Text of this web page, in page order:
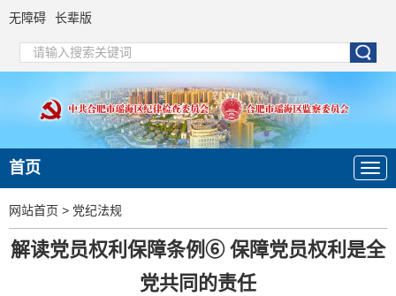
无障碍 长辈版
首页
网站首页 > 党纪法规
解读党员权利保障条例⑥ 保障党员权利是全
党共同的责任